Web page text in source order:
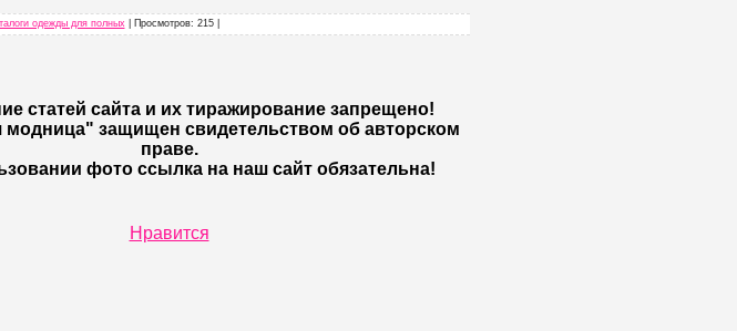
одежды для полных| Просмотров: 215 |
статей сайта и их тиражирование запрещено!
защищен свидетельством об авторском
праве.
фото ссылка на наш сайт обязательна!
Нравится